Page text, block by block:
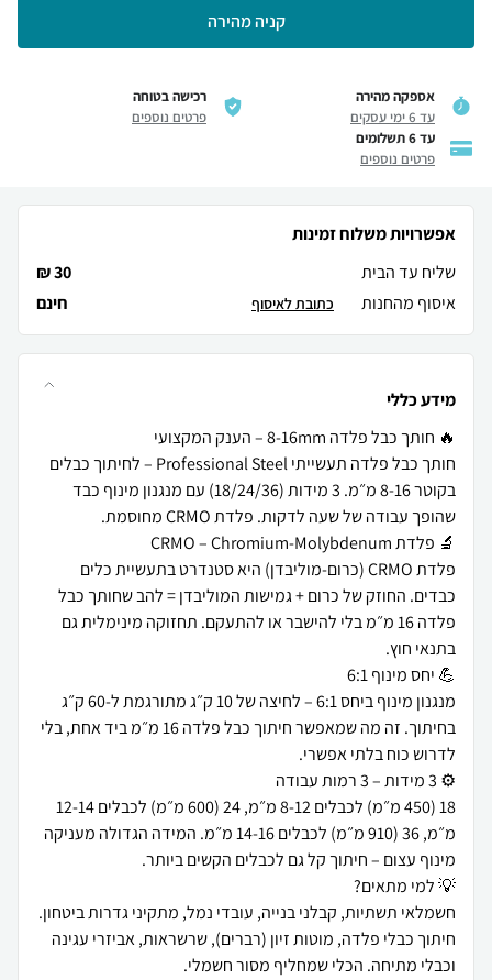
קניה מהירה
אספקה מהירה
עד 6 ימי עסקים
רכישה בטוחה
פרטים נוספים
עד 6 תשלומים
פרטים נוספים
אפשרויות משלוח זמינות
שליח עד הבית
30 ₪
איסוף מהחנות
חינם כתובת לאיסוף
מידע כללי
חותך כבל פלדה תעשייתי Professional Steel – לחיתוך כבלים
בקוטר 8-16 מ״מ. 3 מידות (18/24/36) עם מנגנון מינוף כבד
פלדת CRMO (כרום-מוליבדן) היא סטנדרט בתעשיית כלים
כבדים. החוזק של כרום + גמישות המוליבדן = להב שחותך כבל
פלדה 16 מ״מ בלי להישבר או להתעקם. תחזוקה מינימלית גם
מנגנון מינוף ביחס 6:1 – לחיצה של 10 ק״ג מתורגמת ל-60 ק״ג
בחיתוך. זה מה שמאפשר חיתוך כבל פלדה 16 מ״מ ביד אחת, בלי
18 (450 מ״מ) לכבלים 8-12 מ״מ, 24 (600 מ״מ) לכבלים 12-14
מ״מ, 36 (910 מ״מ) לכבלים 14-16 מ״מ. המידה הגדולה מעניקה
חשמלאי תשתיות, קבלני בנייה, עובדי נמל, מתקיני גדרות ביטחון.
חיתוך כבלי פלדה, מוטות זיון (רברים), שרשראות, אביזרי עגינה